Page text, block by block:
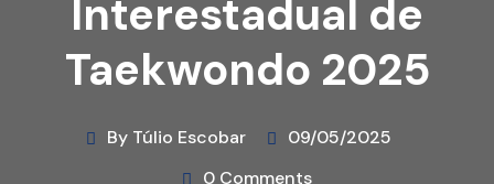
Interestadual de
Taekwondo 2025
By Túlio Escobar
09/05/2025
0 Comments